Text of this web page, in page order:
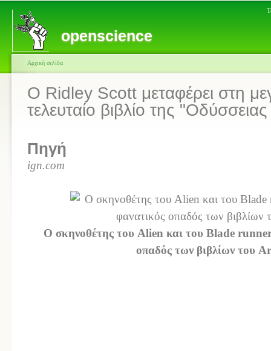
openscience
Αρχική σελίδα
Ο Ridley Scott μεταφέρει στη
τελευταίο βιβλίο της
Πηγή
ign.com
Ο σκηνοθέτης του Alien και του Blade
οπαδός των βιβλίων του